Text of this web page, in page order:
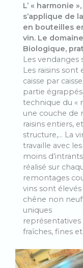
L’ « harmonie
s’applique de
en bouteilles
vin. Le
Biologique,
Les vendanges
Les raisins sont
caisse par
partie
technique du «
une couche de
raisins entiers,
structure,… La
travaille avec
moins
réalisé sur
remontages
vins sont
chêne non
uniques
représentatives
fraîches, fines